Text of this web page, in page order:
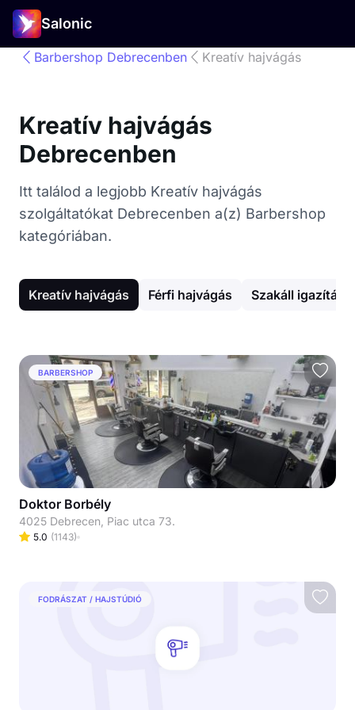
Salonic
Barbershop Debrecenben Kreatív hajvágás
Kreatív hajvágás
Debrecenben
Itt találod a legjobb Kreatív hajvágás
szolgáltatókat Debrecenben a(z) Barbershop
kategóriában.
Kreatív hajvágás Férfi hajvágás Szakáll igazítás
BARBERSHOP
Doktor Borbély
4025 Debrecen, Piac utca 73.
5.0 (1143)
FODRÁSZAT / HAJSTÚDIÓ